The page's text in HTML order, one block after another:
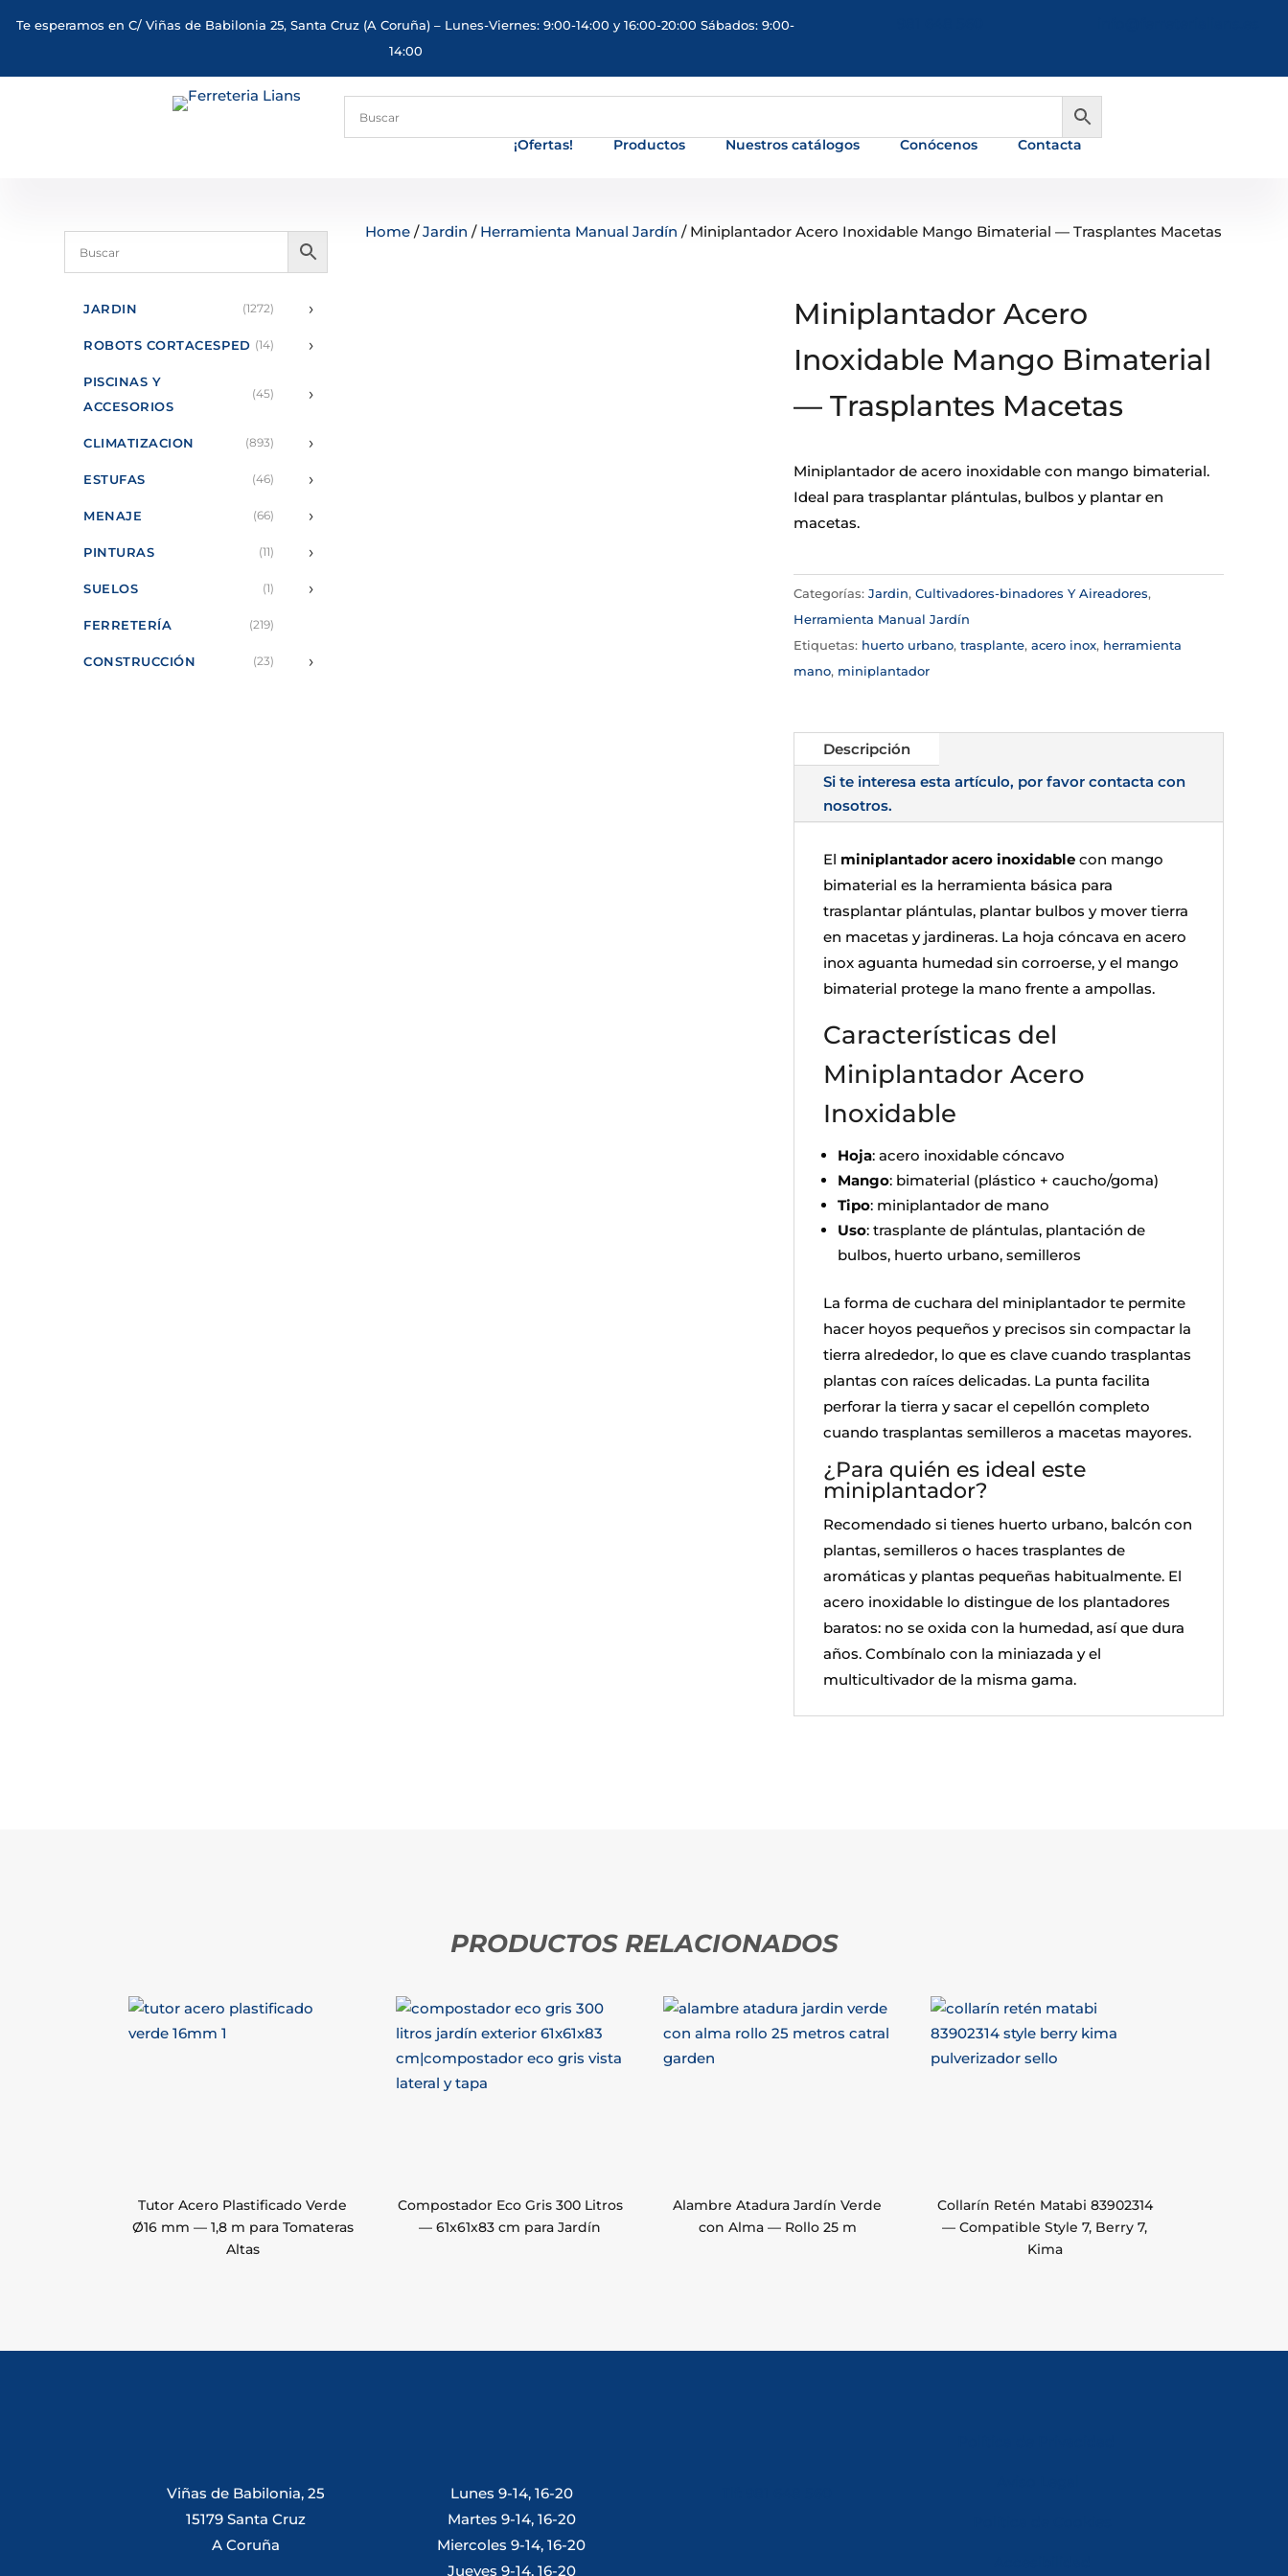
Te esperamos en C/ Viñas de Babilonia 25, Santa Cruz (A Coruña) – Lunes-Viernes: 9:00-14:00 y 16:00-20:00 Sábados: 9:00-
14:00
¡Ofertas! Productos Nuestros catálogos Conócenos Contacta
JARDIN (1272) ›
ROBOTS CORTACESPED (14) ›
PISCINAS Y
ACCESORIOS
(45) ›
CLIMATIZACION (893) ›
ESTUFAS (46) ›
MENAJE (66) ›
PINTURAS (11) ›
SUELOS (1) ›
FERRETERÍA (219)
CONSTRUCCIÓN (23) ›
Home/Jardin / Herramienta Manual Jardín / Miniplantador Acero Inoxidable Mango Bimaterial — Trasplantes Macetas
Miniplantador Acero
Inoxidable Mango Bimaterial
— Trasplantes Macetas
Miniplantador de acero inoxidable con mango bimaterial.
Ideal para trasplantar plántulas, bulbos y plantar en
macetas.
Categorías: Jardin, Cultivadores-binadores Y Aireadores,
Herramienta Manual Jardín
Etiquetas: huerto urbano, trasplante, acero inox, herramienta
mano, miniplantador
Descripción
Si te interesa esta artículo, por favor contacta con
nosotros.
El miniplantador acero inoxidablecon mango
bimaterial es la herramienta básica para
trasplantar plántulas, plantar bulbos y mover tierra
en macetas y jardineras. La hoja cóncava en acero
inox aguanta humedad sin corroerse, y el mango
bimaterial protege la mano frente a ampollas.
Características del
Miniplantador Acero
Inoxidable
Hoja: acero inoxidable cóncavo
Mango: bimaterial (plástico + caucho/goma)
Tipo: miniplantador de mano
Uso: trasplante de plántulas, plantación de
bulbos, huerto urbano, semilleros
La forma de cuchara del miniplantador te permite
hacer hoyos pequeños y precisos sin compactar la
tierra alrededor, lo que es clave cuando trasplantas
plantas con raíces delicadas. La punta facilita
perforar la tierra y sacar el cepellón completo
cuando trasplantas semilleros a macetas mayores.
¿Para quién es ideal este
miniplantador?
Recomendado si tienes huerto urbano, balcón con
plantas, semilleros o haces trasplantes de
aromáticas y plantas pequeñas habitualmente. El
acero inoxidable lo distingue de los plantadores
baratos: no se oxida con la humedad, así que dura
años. Combínalo con la miniazada y el
multicultivador de la misma gama.
PRODUCTOS RELACIONADOS
Tutor Acero Plastificado Verde
Ø16 mm — 1,8 m para Tomateras
Altas
Compostador Eco Gris 300 Litros
— 61x61x83 cm para Jardín
Alambre Atadura Jardín Verde
con Alma — Rollo 25 m
Collarín Retén Matabi 83902314
— Compatible Style 7, Berry 7,
Kima
Viñas de Babilonia, 25
15179 Santa Cruz
A Coruña
Lunes 9-14, 16-20
Martes 9-14, 16-20
Miercoles 9-14, 16-20
Jueves 9-14, 16-20